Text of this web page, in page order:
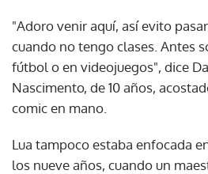
"Adoro venir aquí, así evito
cuando no tengo clases. Antes
fútbol o en videojuegos", dice
Nascimento, de 10 años,
comic en mano.
Lua tampoco estaba enfocada
los nueve años, cuando un